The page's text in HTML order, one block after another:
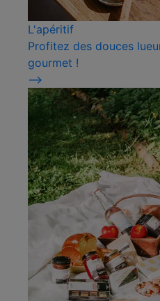
L'apéritif
Profitez des douces
gourmet !
⟶